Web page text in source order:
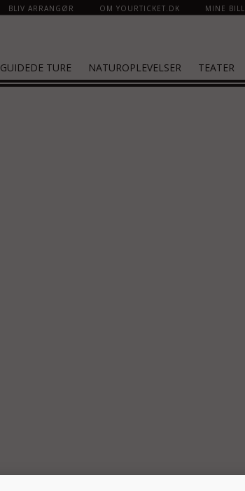
BLIV ARRANGØR OM YOURTICKET.DK MINE
GUIDEDE TURE NATUROPLEVELSER TEATER